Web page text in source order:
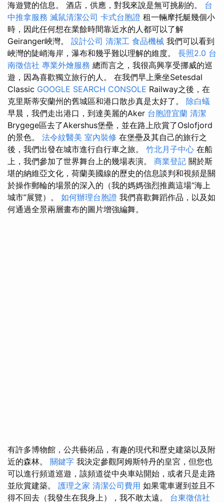
海遊覽的信息。 酒店，供應，對我來說是無可挑剔的。 台
中推拿服務 滅鼠清潔公司 卡式台胞證 租一輛摩托艇幾個小
時，因此任何想在業餘時間靠近水的人都可以了解
Geiranger峽灣。 設計公司 清潔工 食品機械 我們可以看到
峽灣的陡峭海岸，瀑布和幾乎難以理解的維度。 長照2.0 台
南徵信社 專業外燴服務 總而言之，我很高興享受挪威的巡
遊，因為喜歡獨立旅行的人。 在我們早上乘坐Setesdal
Classic GOOGLE SEARCH CONSOLE Railway之後，在
克里斯蒂安蘭州的舊城區和港口散步真是太好了。 除白蟻
早晨，我們走出港口，到達美麗的Aker 台胞證宜蘭 清潔
Brygege區去了Akershus堡壘，並在路上欣賞了Oslofjord
的景色。 法令紋醫美 室內裝修 在堡壘及其自己的旅行之
後，我們出發在城市進行自行車之旅。 竹北月子中心 在船
上，我們參加了世界舞台上的幾場表演。 商業登記 關於斯
堪的納維亞文化，荷蘭美國線的歷史的信息談判和視頻是關
於操作郵輪的場景的深入的（我的媽媽強烈推薦這場“海上
城市”展覽）。 如何辦理台胞證 我們喜歡舞蹈作品，以及如
何通過全景兩層畫布的圖片增強編舞。
有許多博物館，公共藝術品，有趣的現代和歷史建築以及附
近的森林。 關鍵字 我決定參觀阿姆斯特丹的皇宮，但您也
可以進行頻道巡遊，該頻道從中央車站開始，或者只是走路
並欣賞建築。 護理之家 清潔公司費用 如果電車遲到並且不
得不回去（我發生在我身上），我不敢太遠。 台東徵信社